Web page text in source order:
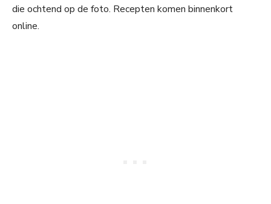
die ochtend op de foto. Recepten komen binnenkort
online.